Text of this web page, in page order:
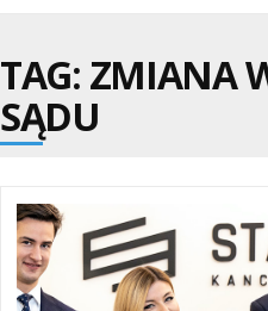
TAG: ZMIANA
SĄDU